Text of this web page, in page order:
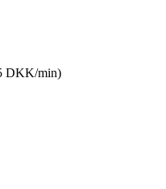
DKK/min)